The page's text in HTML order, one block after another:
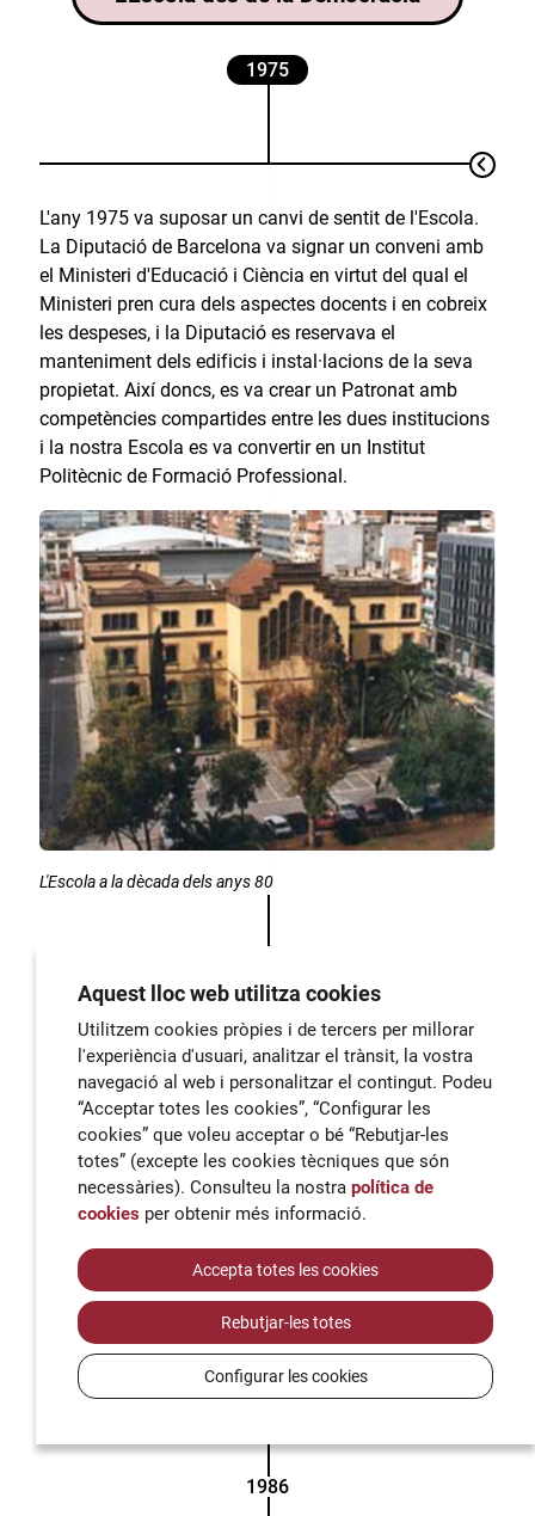
1975
L'any 1975 va suposar un canvi de sentit de l'Escola.
La Diputació de Barcelona va signar un conveni amb
el Ministeri d'Educació i Ciència en virtut del qual el
Ministeri pren cura dels aspectes docents i en cobreix
les despeses, i la Diputació es reservava el
manteniment dels edificis i instal·lacions de la seva
propietat. Així doncs, es va crear un Patronat amb
competències compartides entre les dues institucions
i la nostra Escola es va convertir en un Institut
Politècnic de Formació Professional.
L'Escola a la dècada dels anys 80
Conveni d'actualització amb la Diputació de
Barcelona
Per qüestions de competències autonòmiques en
matèria d'ensenyament, el 21 de febrer de 1984 el
Departament d'Ensenyament de la Generalitat de
Catalunya va signar un conveni d'actualització amb la
Diputació de Barcelona, un ens que ha estat molt
lligat al centre des de la naixença. Finalment, el 31 de
desembre de 1994, els dos ens públics van signar un
conveni de novació pel qual es traspassava l'Institut a
la Generalitat de Catalunya.
1986
Aquest lloc web utilitza cookies
Utilitzem cookies pròpies i de tercers per millorar
l'experiència d'usuari, analitzar el trànsit, la vostra
navegació al web i personalitzar el contingut. Podeu
“Acceptar totes les cookies”, “Configurar les
cookies” que voleu acceptar o bé “Rebutjar-les
totes” (excepte les cookies tècniques que són
necessàries). Consulteu la nostra política de
cookies per obtenir més informació.
Accepta totes les cookies
Rebutjar-les totes
Configurar les cookies